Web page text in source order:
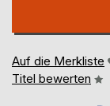
Auf die Merkliste
Titel bewerten